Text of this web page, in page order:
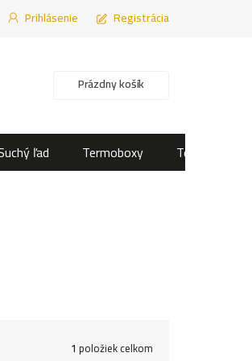
Prihlásenie Registrácia
Nákupný košík
Prázdny košík
ľad Termoboxy Termotašky
1 položiek celkom